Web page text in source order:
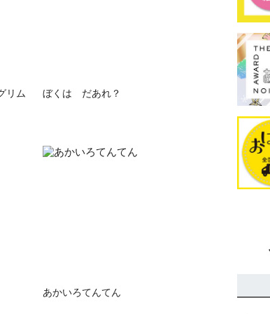
リム
ぼくは だあれ？
あかいろてんてん